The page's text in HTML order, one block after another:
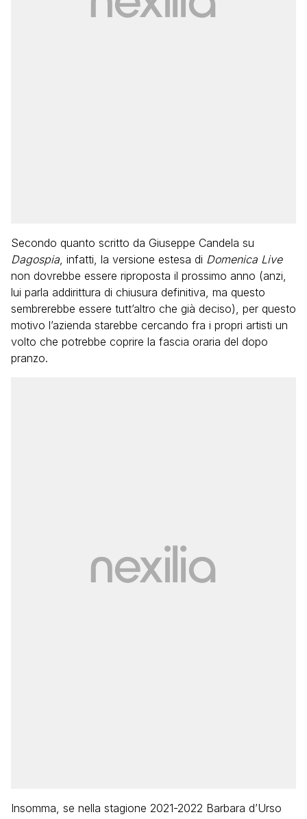
Secondo quanto scritto da Giuseppe Candela su
Dagospia, infatti, la versione estesa di Domenica Live
non dovrebbe essere riproposta il prossimo anno (anzi,
lui parla addirittura di chiusura definitiva, ma questo
sembrerebbe essere tutt’altro che già deciso), per questo
motivo l’azienda starebbe cercando fra i propri artisti un
volto che potrebbe coprire la fascia oraria del dopo
pranzo.
Insomma, se nella stagione 2021-2022 Barbara d’Urso